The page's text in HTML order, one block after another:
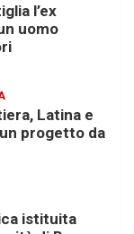
l’ex
uomo
Latina e
progetto da
istituita